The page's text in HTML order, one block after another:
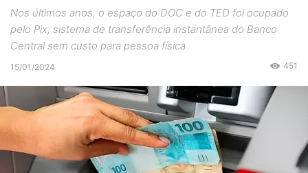
Nos últimos anos, o espaço do DOC e do TED foi ocupado
pelo Pix, sistema de transferência instantânea do Banco
Central sem custo para pessoa física
15/01/2024 451